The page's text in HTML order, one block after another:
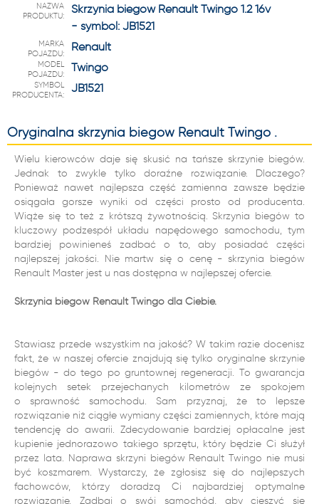
NAZWA
PRODUKTU:
Skrzynia biegów Renault Twingo 1.2 16v
- symbol: JB1521
MARKA
POJAZDU:
Renault
MODEL
POJAZDU:
Twingo
SYMBOL
PRODUCENTA:
JB1521
Oryginalna skrzynia biegów Renault Twingo .
Wielu kierowców daje się skusić na tańsze skrzynie biegów.
Jednak to zwykle tylko doraźne rozwiązanie. Dlaczego?
Ponieważ nawet najlepsza część zamienna zawsze będzie
osiągała gorsze wyniki od części prosto od producenta.
Wiąże się to też z krótszą żywotnością. Skrzynia biegów to
kluczowy podzespół układu napędowego samochodu, tym
bardziej powinieneś zadbać o to, aby posiadać części
najlepszej jakości. Nie martw się o cenę - skrzynia biegów
Renault Master jest u nas dostępna w najlepszej ofercie.
Skrzynia biegów Renault Twingo dla Ciebie.
Stawiasz przede wszystkim na jakość? W takim razie docenisz
fakt, że w naszej ofercie znajdują się tylko oryginalne skrzynie
biegów - do tego po gruntownej regeneracji. To gwarancja
kolejnych setek przejechanych kilometrów ze spokojem
o sprawność samochodu. Sam przyznaj, że to lepsze
rozwiązanie niż ciągłe wymiany części zamiennych, które mają
tendencję do awarii. Zdecydowanie bardziej opłacalne jest
kupienie jednorazowo takiego sprzętu, który będzie Ci służył
przez lata. Naprawa skrzyni biegów Renault Twingo nie musi
być koszmarem. Wystarczy, że zgłosisz się do najlepszych
fachowców, którzy doradzą Ci najbardziej optymalne
rozwiązanie. Zadbaj o swój samochód, aby cieszyć się